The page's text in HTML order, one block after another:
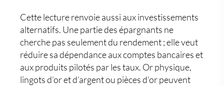
Cette lecture renvoie aussi auxinvestissements
alternatifs. Une partie des épargnants ne
cherche pas seulement du rendement ; elle veut
réduire sa dépendance aux comptes bancaires et
aux produits pilotés par les taux. Or physique,
lingots d’or et d’argentou pièces d’orpeuvent